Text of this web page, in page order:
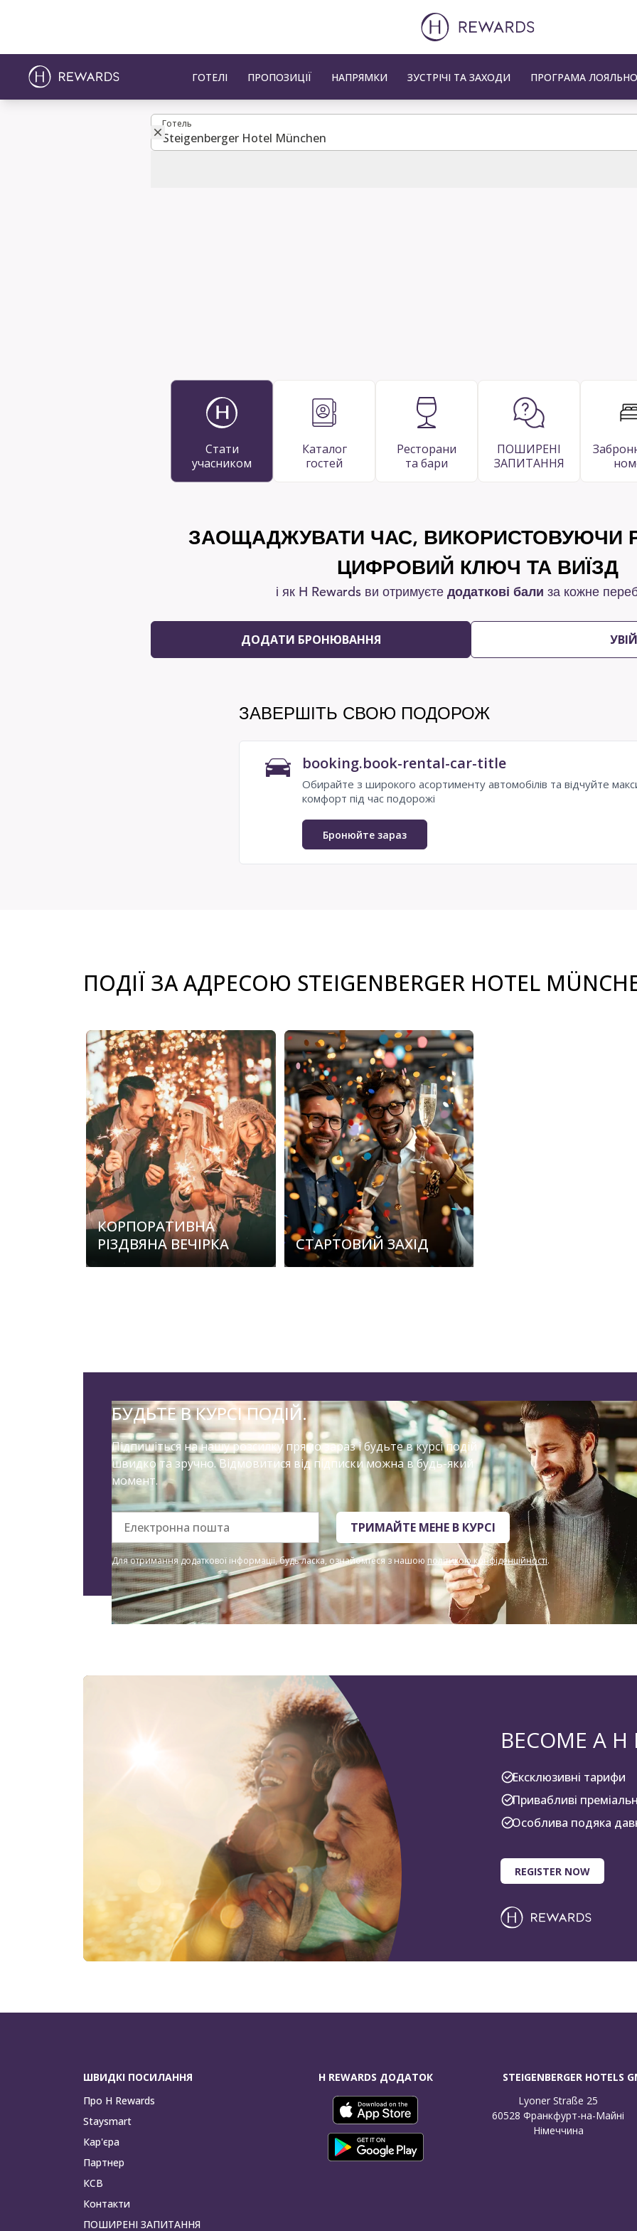
ГОТЕЛІ ПРОПОЗИЦІЇ НАПРЯМКИ ЗУСТРІЧІ ТА ЗАХОДИ ПРОГРАМА
Готель
Готель
Стати
учасником
Каталог
гостей
Ресторани
та бари
ПОШИРЕНІ
ЗАПИТАННЯ
ЗАОЩАДЖУВАТИ ЧАС, ВИКОРИСТОВУЮЧИ
ЦИФРОВИЙ КЛЮЧ ТА ВИЇЗД
і як H Rewards ви отримуєте додаткові бали за кожне
ДОДАТИ БРОНЮВАННЯ
ЗАВЕРШІТЬ СВОЮ ПОДОРОЖ
booking.book-rental-car-title
Обирайте з широкого асортименту автомобілів та відчуйте
комфорт під час подорожі
Бронюйте зараз
ПОДІЇ ЗА АДРЕСОЮ STEIGENBERGER HOTEL
carousel.aria_current_slide
КОРПОРАТИВНА
РІЗДВЯНА ВЕЧІРКА
СТАРТОВИЙ ЗАХІД
БУДЬТЕ В КУРСІ ПОДІЙ.
Підпишіться на нашу розсилку прямо зараз і будьте в курсі подій
швидко та зручно. Відмовитися від підписки можна в будь-який
момент.
Електронна пошта ТРИМАЙТЕ МЕНЕ В КУРСІ
Для отримання додаткової інформації, будь ласка, ознайомтеся з нашою політикою конфіденційності.
BECOME A H
Ексклюзивні тарифи
Привабливі
Особлива подяка
REGISTER NOW
ШВИДКІ ПОСИЛАННЯ
Про H Rewards
Staysmart
Кар'єра
Партнер
КСВ
Контакти
ПОШИРЕНІ ЗАПИТАННЯ
H REWARDS ДОДАТОК
STEIGENBERGER HOTELS
Lyoner Straße 25
60528 Франкфурт-на-Майні
Німеччина